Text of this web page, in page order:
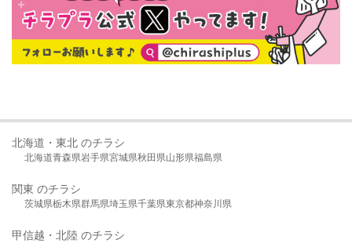
北海道・東北 のチラシ
北海道青森県岩手県宮城県秋田県山形県福島県
関東 のチラシ
茨城県栃木県群馬県埼玉県千葉県東京都神奈川県
甲信越・北陸 のチラシ